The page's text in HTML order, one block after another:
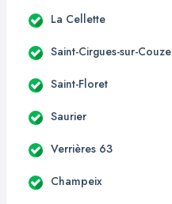
La Cellette
Saint-Cirgues-sur-Couze
Saint-Floret
Saurier
Verrières 63
Champeix